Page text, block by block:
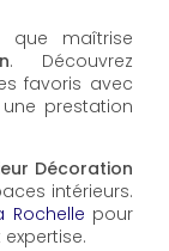
maîtrise
. Découvrez
favoris avec
une prestation
Décoration
intérieurs.
Rochelle pour